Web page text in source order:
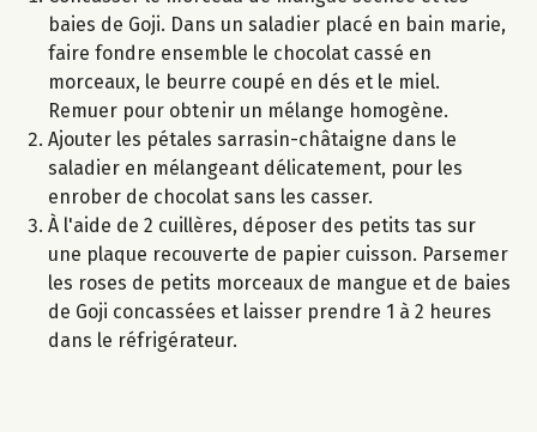
baies de Goji. Dans un saladier placé en bain marie,
faire fondre ensemble le chocolat cassé en
morceaux, le beurre coupé en dés et le miel.
Remuer pour obtenir un mélange homogène.
Ajouter les pétales sarrasin-châtaigne dans le
saladier en mélangeant délicatement, pour les
enrober de chocolat sans les casser.
À l'aide de 2 cuillères, déposer des petits tas sur
une plaque recouverte de papier cuisson. Parsemer
les roses de petits morceaux de mangue et de baies
de Goji concassées et laisser prendre 1 à 2 heures
dans le réfrigérateur.